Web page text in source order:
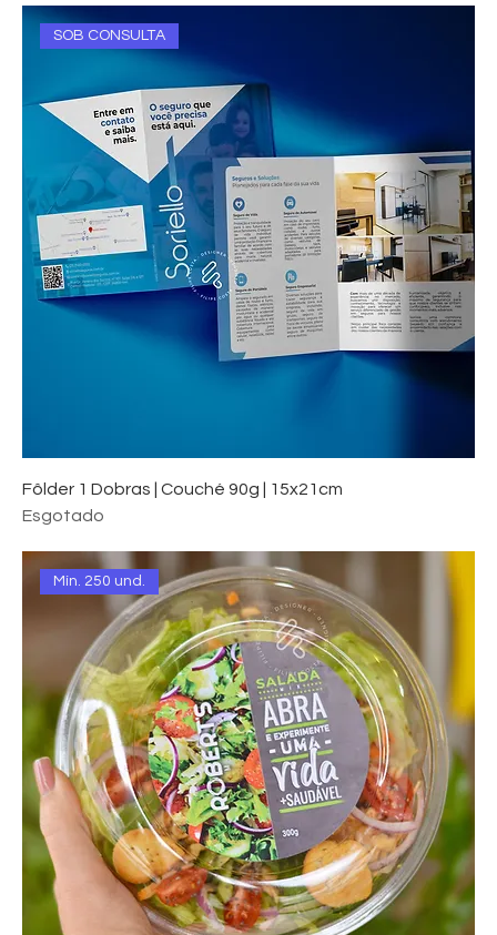
SOB CONSULTA
Fôlder 1 Dobras | Couché 90g | 15x21cm
Esgotado
Mín. 250 und.